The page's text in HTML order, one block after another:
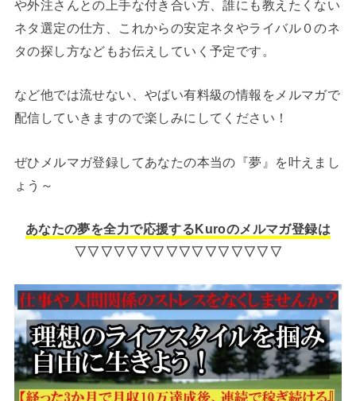
や外注さんとの上手な付き合い方、誰にも教えたくない
ネタ選定の仕方、これからの安定ネタやライバル０のネ
タの探し方などもお伝えしていく予定です。
など他では流せない、やばい有料級の情報をメルマガで
配信していきますので楽しみにしてください！
ぜひメルマガ登録してあなたの本当の『夢』を叶えまし
ょう～
あなたの夢を全力で応援するKuroのメルマガ登録は
▽▽▽▽▽▽▽▽▽▽▽▽▽▽▽▽